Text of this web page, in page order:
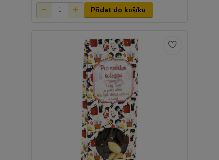
Přidat do košíku